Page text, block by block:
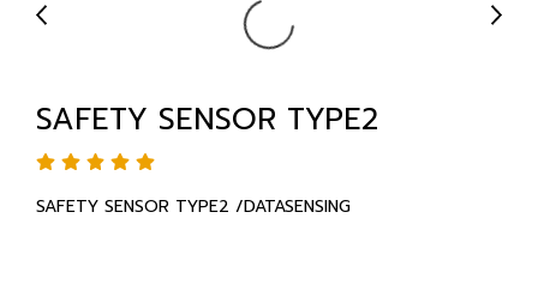
SAFETY SENSOR TYPE2
SAFETY SENSOR TYPE2 /DATASENSING